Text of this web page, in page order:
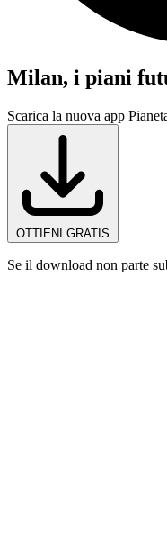
Milan, i piani
Scarica la nuova app
OTTIENI GRATIS
Se il download non parte